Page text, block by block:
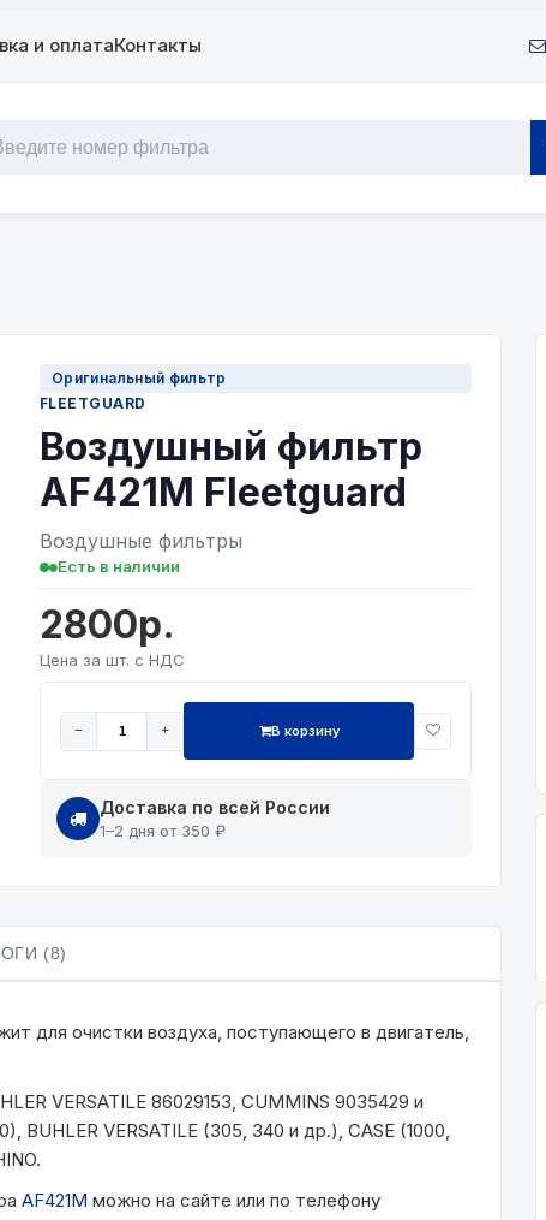
и оплатаКонтакты
Оригинальный фильтр
FLEETGUARD
Воздушный фильтр
AF421М Fleetguard
Воздушные фильтры
Есть в наличии
2800р.
Цена за шт. с НДС
− + В корзину
Доставка по всей России
1–2 дня от 350 ₽
(8)
для очистки воздуха, поступающего в двигатель,
VERSATILE 86029153, CUMMINS 9035429 и
BUHLER VERSATILE (305, 340 и др.), CASE (1000,
AF421М можно на сайте или по телефону